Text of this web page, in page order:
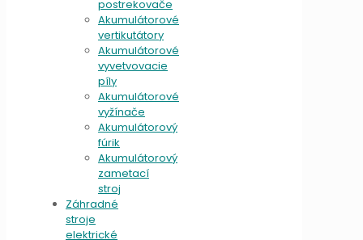
postrekovače
Akumulátorové
vertikutátory
Akumulátorové
vyvetvovacie
píly
Akumulátorové
vyžínače
Akumulátorový
fúrik
Akumulátorový
zametací
stroj
Záhradné
stroje
elektrické